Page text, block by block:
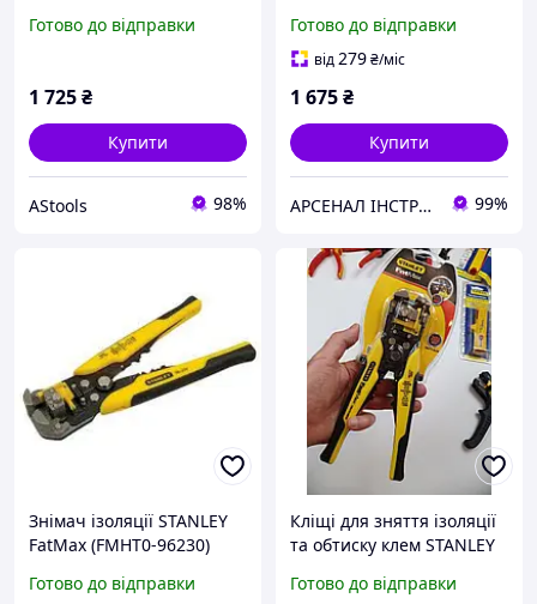
Готово до відправки
1 725₴
Купити
AStools 98%
FatMax
Готово до відправки
від279₴/міс
1 675₴
Купити
АРСЕНАЛ ІНСТРУМЕНТА 99%
Знімач ізоляції STANLEY
FatMax (FMHT0-96230)
Готово до відправки
Кліщі для зняття ізоляції
та обтиску клем STANLEY
Готово до відправки